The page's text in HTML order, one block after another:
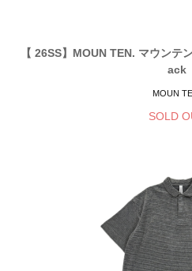
【 26SS】MOUN TEN. マウン
ack
MOUN
SOLD